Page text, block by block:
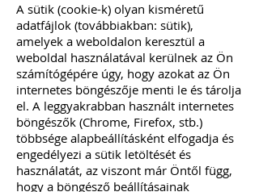
A sütik (cookie-k) olyan kisméretű
adatfájlok (továbbiakban: sütik),
amelyek a weboldalon keresztül a
weboldal használatával kerülnek az Ön
számítógépére úgy, hogy azokat az Ön
internetes böngészője menti le és tárolja
el. A leggyakrabban használt internetes
böngészők (Chrome, Firefox, stb.)
többsége alapbeállításként elfogadja és
engedélyezi a sütik letöltését és
használatát, az viszont már Öntől függ,
hogy a böngésző beállításainak